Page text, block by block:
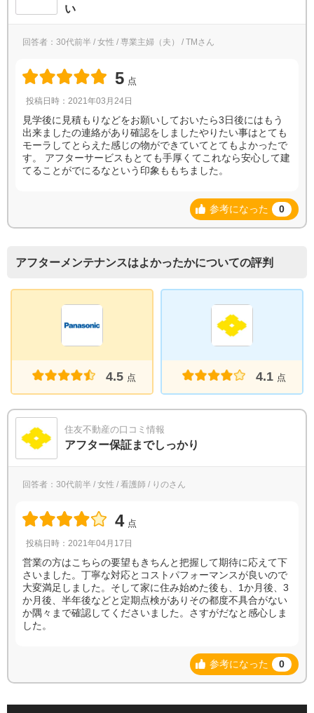
い
回答者：30代前半 / 女性 / 専業主婦（夫） / TMさん
5 点
投稿日時：2021年03月24日
見学後に見積もりなどをお願いしておいたら3日後にはもう
出来ましたの連絡があり確認をしましたやりたい事はとても
モーラしてとらえた感じの物ができていてとてもよかったで
す。 アフターサービスもとても手厚くてこれなら安心して建
てることがでにるなという印象ももちました。
参考になった 0
アフターメンテナンスはよかったかについての評判
4.5 点 4.1 点
住友不動産の口コミ情報
アフター保証までしっかり
回答者：30代前半 / 女性 / 看護師 / りのさん
4 点
投稿日時：2021年04月17日
営業の方はこちらの要望もきちんと把握して期待に応えて下
さいました。丁寧な対応とコストパフォーマンスが良いので
大変満足しました。そして家に住み始めた後も、1か月後、3
か月後、半年後などと定期点検がありその都度不具合がない
か隅々まで確認してくださいました。さすがだなと感心しま
した。
参考になった 0